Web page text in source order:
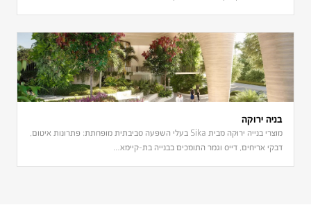
בניה ירוקה
מוצרי בנייה ירוקה מבית Sika בעלי השפעה סביבתית מופחתת: פתרונות איטום,
דבקי אריחים, דייס וגמר התומכים בבנייה בת-קיימא…